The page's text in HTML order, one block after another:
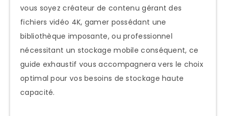
Décryptage des gammes Toshiba 4To :
comprendre l’offre
Canvio Basics 4To : l’efficacité sans
compromis
vous soyez créateur de contenu gérant des
fichiers vidéo 4K, gamer possédant une
bibliothèque imposante, ou professionnel
nécessitant un stockage mobile conséquent, ce
guide exhaustif vous accompagnera vers le choix
optimal pour vos besoins de stockage haute
capacité.